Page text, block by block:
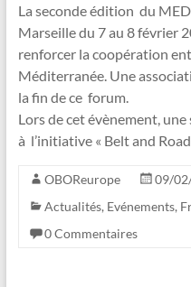
La seconde édition du
Marseille du 7 au 8 février
renforcer la coopération
Méditerranée. Une
la fin de ce forum.
Lors de cet évènement,
à l’initiative « Belt and Road
OBOReurope
09/
Actualités, Evénements,
0 Commentaires